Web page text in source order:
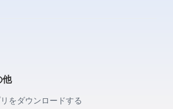
他
をダウンロードする